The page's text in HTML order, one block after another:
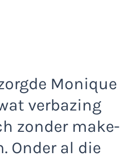
Monique
verbazing
zonder make-
Onder al die